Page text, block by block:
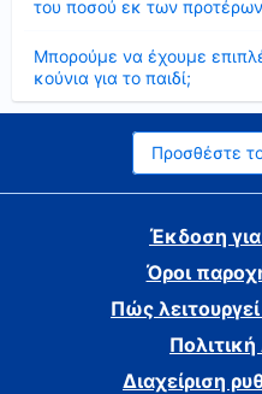
του ποσού εκ των
Μπορούμε να έχουμε
κούνια για το παιδί;
Προσθέστε
Έκδοση
Όροι
Πώς
Διαχείριση